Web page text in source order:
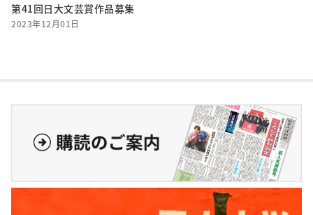
第41回日大文芸賞作品募集
2023年12月01日